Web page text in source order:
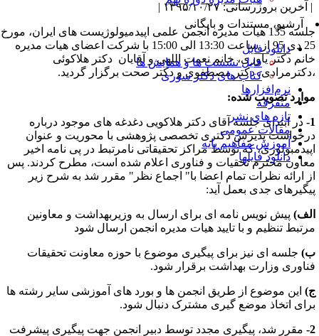
آرشیو، مستندات و بایگانی
دانلود فایل
فایل نشست ها و همایش ها
کتاب های دکتر سوری
نرم‌افزارها
متفرقه
تازه های نشر
مقالات عمومی
آموزش مفاهیم پایه
دانلود فایلها
بروزرسانی: ۱۳۹۵/۱۰/۲۷ |
جلسه 135 هیات مدیره انجمن علمی اپیدمیولوژیست های ایران، مورخ
25 دی 95 از ساعت 13:30 الی 15:00 با شرکت اعضای هیات مدیره
دکتر یاوری، خانم نعمت اللهی و آقایان دکتر هلاکوئی
دکتر مصطفوی و دکتر صحت برگزار گردید.
تصویب شده:
در ابتدای جلسه آقای دکتر هلاکویی دغدغه های موجود درباره
پذیرش دکتری تخصصی پژوهشی با محوریت و عنوان
که توسط مراکز تحقیقاتی نامرتبط در پی نامه اخیر
محترم تحقیات و فناوری اعلام شده است، مطرح کردند. پس
ارائه نظرات تمام اعضا با" اجماع نظر" مقرر شد به شرح زیر
جدی بعمل آید:
پیش نویس نامه ای برای ارسال به وزیربهداشت و معاونین
تنظیم و با تایید هیات مدیره انجمن ارسال شود
جلسه ای نیز برای پیگیری موضوع با حوزه معاونت تحقیقات
وزارت بهداشت برقرار شود.
این موضوع از طریق انجمن ها و بورد های آموزشی سایر رشته ها
اتخاذ موضع گیری مشترک دنبال شود.
مقرر شد، پیگیری مجدد توسط دبیر انجمن جهت پیگیری پیشرفت